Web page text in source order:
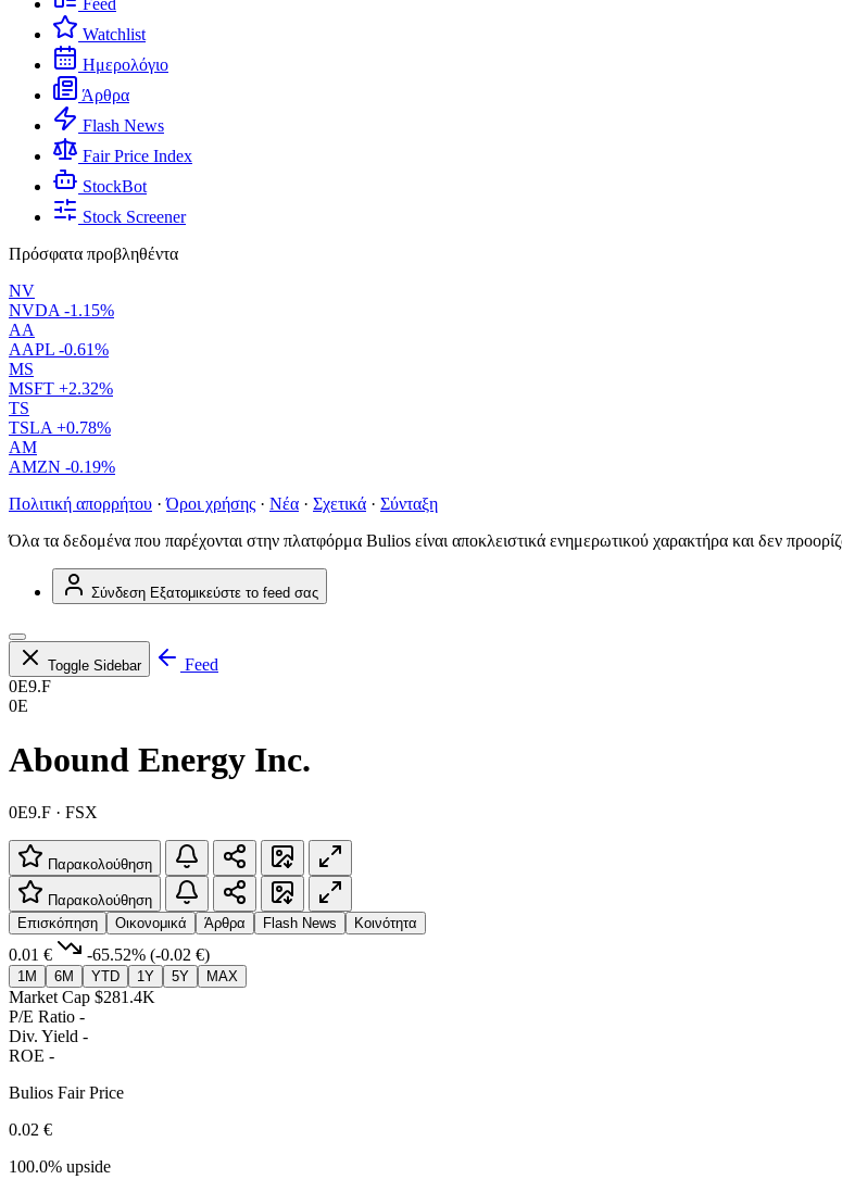
Feed
Watchlist
Ημερολόγιο
Άρθρα
Flash News
Fair Price Index
StockBot
Stock Screener
Πρόσφατα προβληθέντα
NV
NVDA -1.15%
AA
AAPL -0.61%
MS
MSFT +2.32%
TS
TSLA +0.78%
AM
AMZN -0.19%
Πολιτική απορρήτου · Όροι χρήσης · Νέα · Σχετικά · Σύνταξη
Όλα τα δεδομένα που παρέχονται στην πλατφόρμα Bulios είναι αποκλειστικά ενημερωτικού χαρακτήρα και δεν
Σύνδεση Εξατομικεύστε το feed σας
Toggle Sidebar
Feed
0E9.F
0E
Abound Energy Inc.
0E9.F · FSX
Παρακολούθηση
Παρακολούθηση
Επισκόπηση
Οικονομικά Άρθρα Flash News Κοινότητα
0.01 € -65.52% (-0.02 €)
1M 6M YTD 1Y 5Y MAX
Market Cap $281.4K
P/E Ratio -
Div. Yield -
ROE -
Bulios Fair Price
0.02 €
100.0% upside